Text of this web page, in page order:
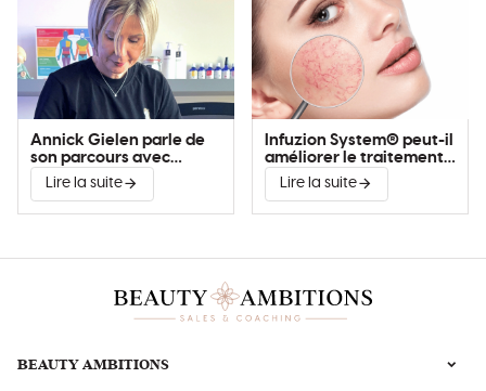
Annick Gielen parle de
son parcours avec
Infuzion System®
Lire la suite
Infuzion System® peut-il
améliorer le traitement
de la couperose?
Lire la suite
BEAUTY AMBITIONS